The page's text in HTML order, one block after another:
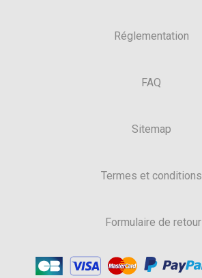
Réglementation
FAQ
Sitemap
Termes et conditions
Formulaire de retour